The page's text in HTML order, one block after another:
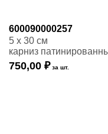
600090000257
5 x 30 см
карниз
750,00 ₽ за шт.